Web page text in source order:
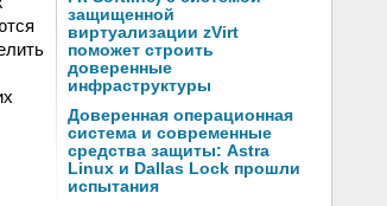
защищенной
виртуализации zVirt
поможет строить
доверенные
инфраструктуры
Доверенная операционная
система и современные
средства защиты: Astra
Linux и Dallas Lock прошли
испытания